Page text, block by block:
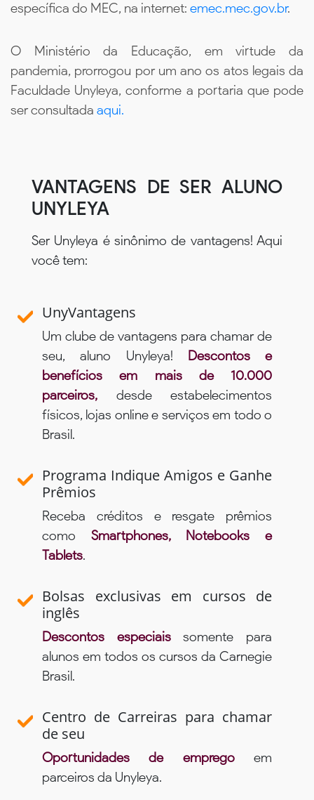
específica do MEC, na internet: emec.mec.gov.br.
O Ministério da Educação, em virtude da
pandemia, prorrogou por um ano os atos legais da
Faculdade Unyleya, conforme a portaria que pode
ser consultada aqui.
VANTAGENS DE SER ALUNO
UNYLEYA
Ser Unyleya é sinônimo de vantagens! Aqui
você tem:
UnyVantagens
Um clube de vantagens para chamar de
seu, aluno Unyleya! Descontos e
benefícios em mais de 10.000
parceiros, desde estabelecimentos
físicos, lojas online e serviços em todo o
Brasil.
Programa Indique Amigos e Ganhe
Prêmios
Receba créditos e resgate prêmios
como Smartphones, Notebooks e
Tablets.
Bolsas exclusivas em cursos de
inglês
Descontos especiaissomente para
alunos em todos os cursos da Carnegie
Brasil.
Centro de Carreiras para chamar
de seu
Oportunidades de empregoem
parceiros da Unyleya.